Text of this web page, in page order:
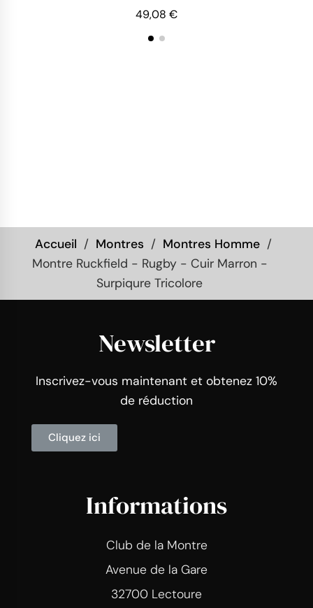
49,08 €
Accueil Montres
Montres Homme
Montre Ruckfield - Rugby - Cuir Marron -
Surpiqure Tricolore
Newsletter
Inscrivez-vous maintenant et obtenez 10%
de réduction
Cliquez ici
Informations
Club de la Montre
Avenue de la Gare
32700 Lectoure